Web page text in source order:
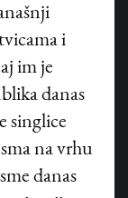
i
im je
danas
singlice
na vrhu
danas